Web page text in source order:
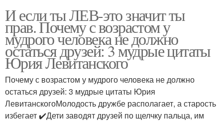
И если ты ЛЕВ-это значит ты
прав. Почему с возрастом у
мудрого человека не должно
остаться друзей: 3 мудрые цитаты
Юрия Левитанского
Почему с возрастом у мудрого человека не должно
остаться друзей: 3 мудрые цитаты Юрия
ЛевитанскогоМолодость дружбе располагает, а старость
избегает ✔️Дети заводят друзей по щелчку пальца, им